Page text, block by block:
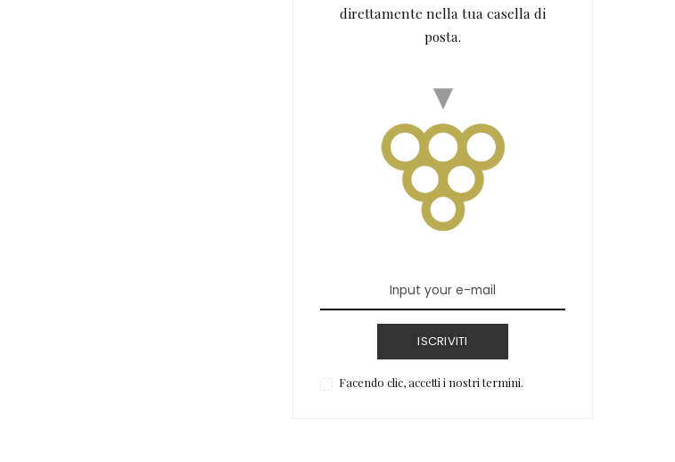
direttamente nella tua casella di
posta.
ISCRIVITI
Facendo clic, accetti i nostri termini.